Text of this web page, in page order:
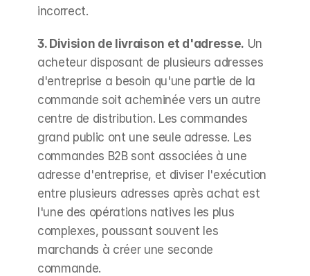
incorrect.
3. Division de livraison et d'adresse. Un
acheteur disposant de plusieurs adresses
d'entreprise a besoin qu'une partie de la
commande soit acheminée vers un autre
centre de distribution. Les commandes
grand public ont une seule adresse. Les
commandes B2B sont associées à une
adresse d'entreprise, et diviser l'exécution
entre plusieurs adresses après achat est
l'une des opérations natives les plus
complexes, poussant souvent les
marchands à créer une seconde
commande.